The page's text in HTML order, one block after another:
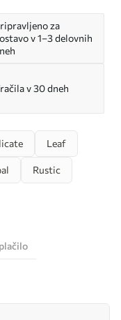
za
v 1–3 delovnih
v 30 dneh
Leaf
Rustic